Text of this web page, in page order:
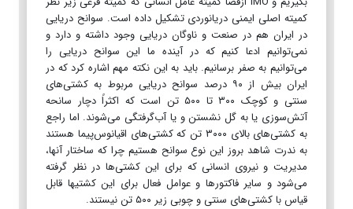
کمیته اصلی ایمنی دریانوردی تشکیل داده است. سوانح دریایی
در ایران هم در صنعت و ناوگان دریایی وجود داشته و دارد و
نمی‌توانیم ادعا کنیم که در آینده ما این سوانح دریایی را
می‌توانیم به صفر برسانیم. باید به این نکته مهم اشاره کرد که در
ایران بیش از ۹۰ درصد سوانح دریایی مربوط به کشتی‌های
سنتی و کوچک ۳۰۰ تا ۵۰۰ تن است که اکثراً دچار سانحه
آتش‌سوزی یا به گل نشستن و یا آب‌گرفتگی می‌شوند. اما راجع
به کشتی‌های بالای ۳۰۰۰ تن که کشتی‌های اقیانوس‌پیما هستند
به ندرت شاهد بروز این نوع سوانح هستیم چرا که ساختار آنها،
مدیریت و نیروی انسانی که برای این کشتی‌ها در نظر گرفته
می‌شود و سایر فاکتور‌ها و عوامل فعال برای این کشتی‎ها قابل
قیاس با کشتی‌های سنتی و چوبی زیر ۵۰۰ تن نیستند.